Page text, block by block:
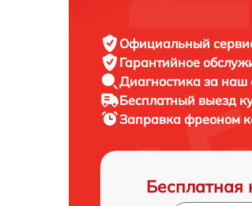
Официальный
Гарантийное
Диагностика за наш
Бесплатный выезд
Заправка фреоном
Бесплатная